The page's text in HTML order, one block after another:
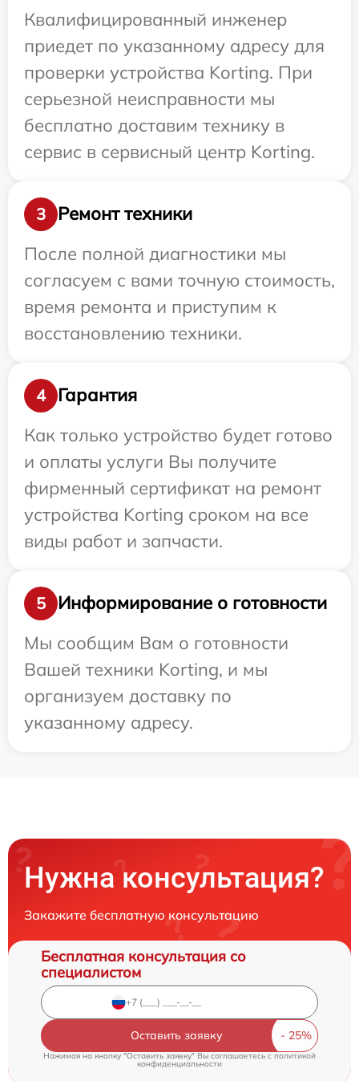
Квалифицированный инженер
приедет по указанному адресу для
проверки устройства Korting. При
серьезной неисправности мы
бесплатно доставим технику в
сервис в сервисный центр Korting.
3
Ремонт техники
После полной диагностики мы
согласуем с вами точную стоимость,
время ремонта и приступим к
восстановлению техники.
4
Гарантия
Как только устройство будет готово
и оплаты услуги Вы получите
фирменный сертификат на ремонт
устройства Korting сроком на все
виды работ и запчасти.
5
Информирование о готовности
Мы сообщим Вам о готовности
Вашей техники Korting, и мы
организуем доставку по
указанному адресу.
Нужна консультация?
Закажите бесплатную консультацию
Бесплатная консультация со
специалистом
Оставить заявку
Нажимая на кнопку "Оставить заявку" Вы соглашаетесь cполитикой
конфиденциальности